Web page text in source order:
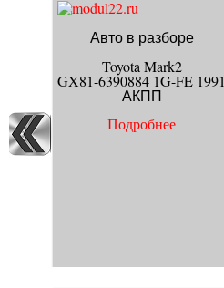
Авто в разборе
Toyota Mark2
GX81-6390884 1G-FE 1991
АКПП
Подробнее